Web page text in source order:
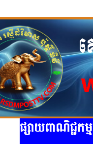
ផ្សាយពាណិជ្ជកម្ម